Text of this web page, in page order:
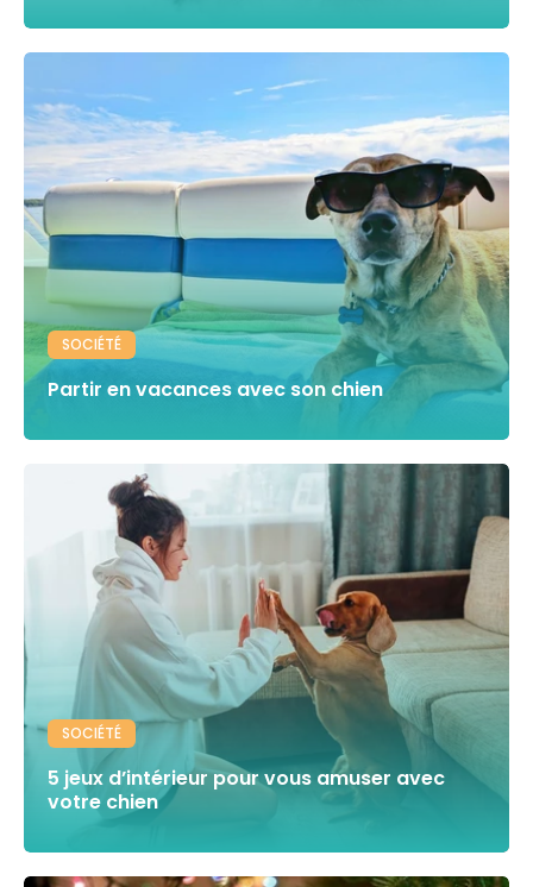
SOCIÉTÉ
Partir en vacances avec son chien
SOCIÉTÉ
5 jeux d’intérieur pour vous amuser avec
votre chien